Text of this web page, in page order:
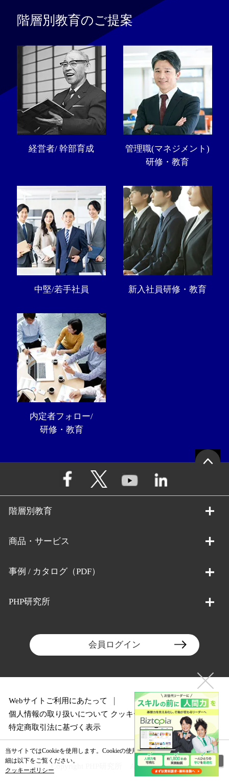
階層別教育のご提案
経営者/ 幹部育成
管理職(マネジメント)
研修・教育
中堅/若手社員 新入社員研修・教育
内定者フォロー/
研修・教育
階層別教育
商品・サービス
事例 / カタログ（PDF）
PHP研究所
会員ログイン
Webサイトご利用にあたって
個人情報の取り扱いについて クッキーポリシー
特定商取引法に基づく表示
Copyright PHP研究所 All rights reserved.
当サイトではCookieを使用します。Cookieの使用に関する詳
細は以下をご覧ください。
クッキーポリシー
閉じる